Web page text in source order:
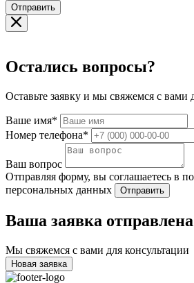
Отправить
Остались вопросы?
Оставьте заявку и мы свяжемся с вами
Ваше имя*
Номер телефона*
Ваш вопрос
Отправляя форму, вы соглашаетесь в
персональных данных
Отправить
Ваша заявка
Мы свяжемся с вами для консультации
Новая заявка